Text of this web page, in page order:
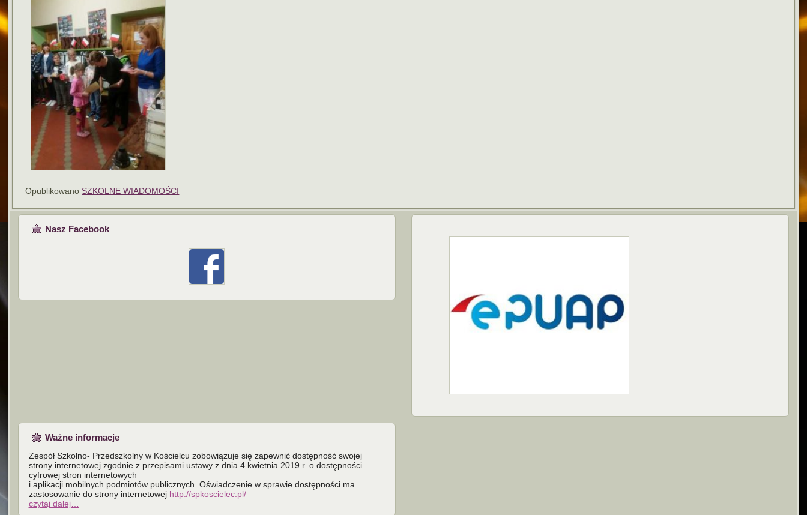
Opublikowano SZKOLNE WIADOMOŚCI
Nasz Facebook
Ważne informacje
Zespół Szkolno- Przedszkolny w Kościelcu zobowiązuje się zapewnić dostępność swojej
strony internetowej zgodnie z przepisami ustawy z dnia 4 kwietnia 2019 r. o dostępności
cyfrowej stron internetowych
i aplikacji mobilnych podmiotów publicznych. Oświadczenie w sprawie dostępności ma
zastosowanie do strony internetowej http://spkoscielec.pl/
czytaj dalej…